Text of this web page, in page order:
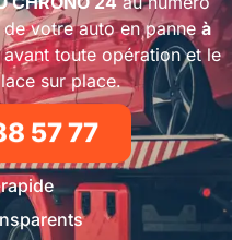
de votre auto en panne à
toute opération et le
sur place.
57 77